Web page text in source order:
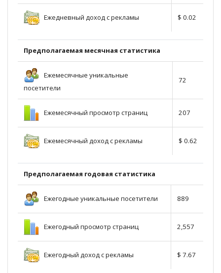
Ежедневный доход с рекламы $ 0.02
Предполагаемая месячная статистика
Ежемесячные уникальные
посетители
72
Ежемесячный просмотр страниц 207
Ежемесячный доход с рекламы $ 0.62
Предполагаемая годовая статистика
Ежегодные уникальные посетители 889
Ежегодный просмотр страниц 2,557
Ежегодный доход с рекламы $ 7.67